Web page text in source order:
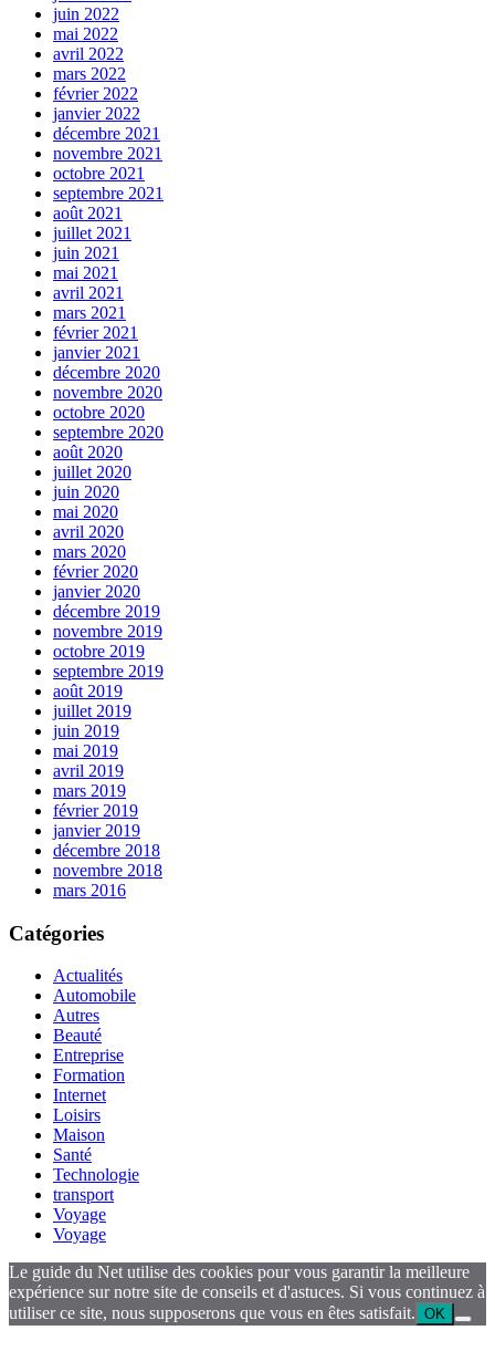
juin 2022
mai 2022
avril 2022
mars 2022
février 2022
janvier 2022
décembre 2021
novembre 2021
octobre 2021
septembre 2021
août 2021
juillet 2021
juin 2021
mai 2021
avril 2021
mars 2021
février 2021
janvier 2021
décembre 2020
novembre 2020
octobre 2020
septembre 2020
août 2020
juillet 2020
juin 2020
mai 2020
avril 2020
mars 2020
février 2020
janvier 2020
décembre 2019
novembre 2019
octobre 2019
septembre 2019
août 2019
juillet 2019
juin 2019
mai 2019
avril 2019
mars 2019
février 2019
janvier 2019
décembre 2018
novembre 2018
mars 2016
Catégories
Actualités
Automobile
Autres
Beauté
Entreprise
Formation
Internet
Loisirs
Maison
Santé
Technologie
transport
Voyage
Voyage
Le guide du Net utilise des cookies pour vous garantir la meilleure
expérience sur notre site de conseils et d'astuces. Si vous continuez à
utiliser ce site, nous supposerons que vous en êtes satisfait. OK